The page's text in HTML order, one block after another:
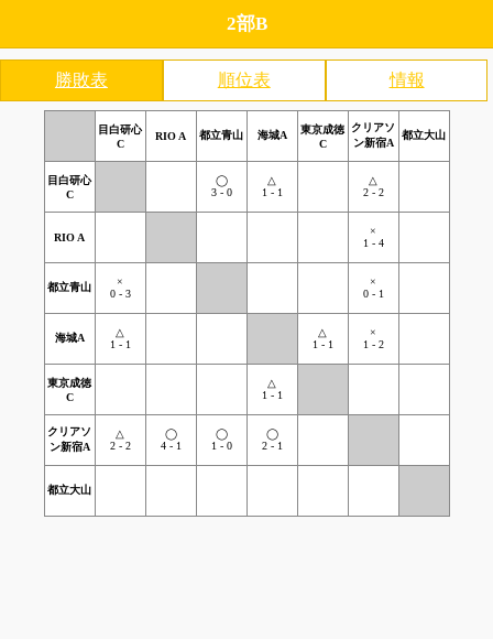
2部B
勝敗表 順位表 情報
目白研心
C
RIO A 都立青山 海城A
東京成徳
C
クリアソ
ン新宿A
都立大山
目白研心
C
◯
3 - 0
△
1 - 1
△
2 - 2
RIO A
×
1 - 4
都立青山
×
0 - 3
×
0 - 1
海城A
△
1 - 1
△
1 - 1
×
1 - 2
東京成徳
C
△
1 - 1
クリアソ
ン新宿A
△
2 - 2
◯
4 - 1
◯
1 - 0
◯
2 - 1
都立大山